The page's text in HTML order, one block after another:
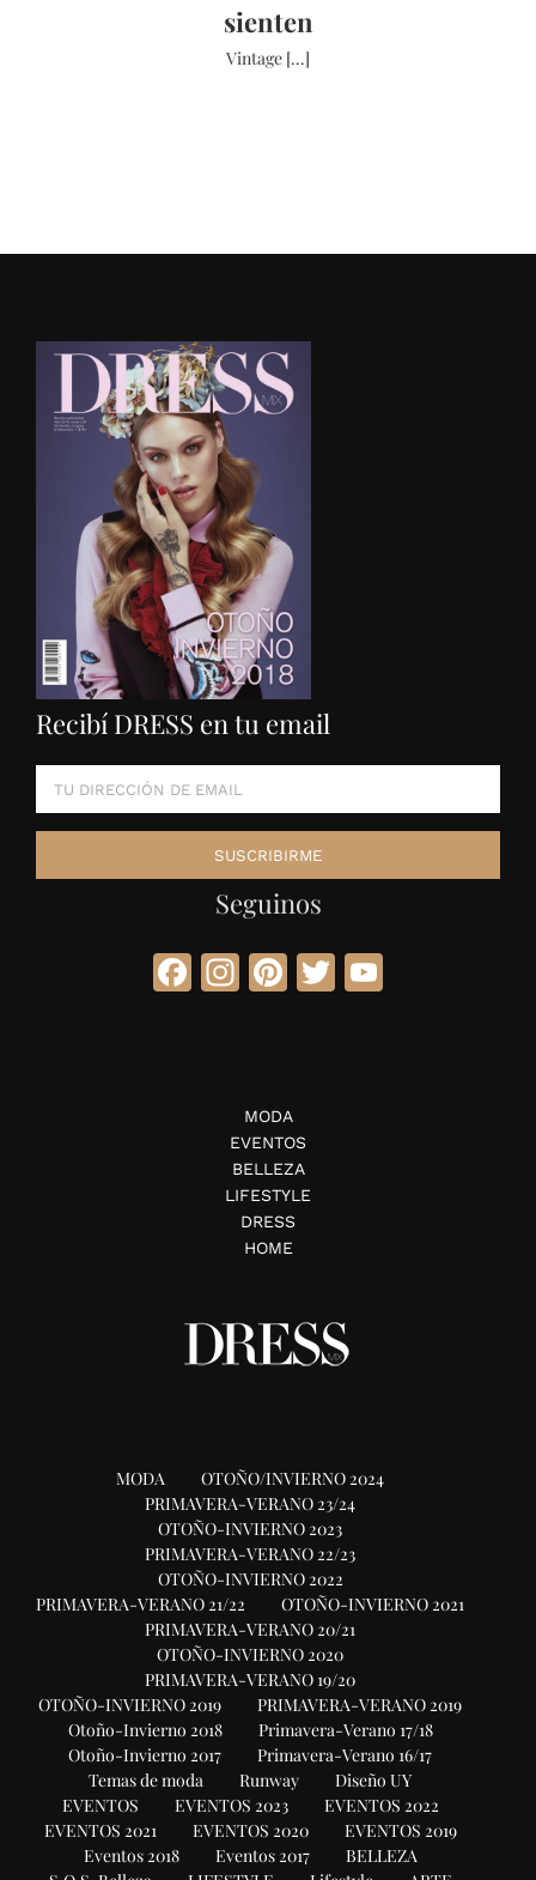
sienten
Vintage [...]
Recibí DRESS en tu email
Seguinos
Facebook
Instagram
Pinterest
Twitter
MODA
EVENTOS
BELLEZA
LIFESTYLE
DRESS
HOME
MODA
OTOÑO/INVIERNO 2024
PRIMAVERA-VERANO 23/24
OTOÑO-INVIERNO 2023
PRIMAVERA-VERANO 22/23
OTOÑO-INVIERNO 2022
PRIMAVERA-VERANO 21/22
OTOÑO-INVIERNO 2021
PRIMAVERA-VERANO 20/21
OTOÑO-INVIERNO 2020
PRIMAVERA-VERANO 19/20
OTOÑO-INVIERNO 2019
PRIMAVERA-VERANO 2019
Otoño-Invierno 2018
Primavera-Verano 17/18
Otoño-Invierno 2017
Primavera-Verano 16/17
Temas de moda
Runway
Diseño UY
EVENTOS
EVENTOS 2023
EVENTOS 2022
EVENTOS 2021
EVENTOS 2020
EVENTOS 2019
Eventos 2018
Eventos 2017
BELLEZA